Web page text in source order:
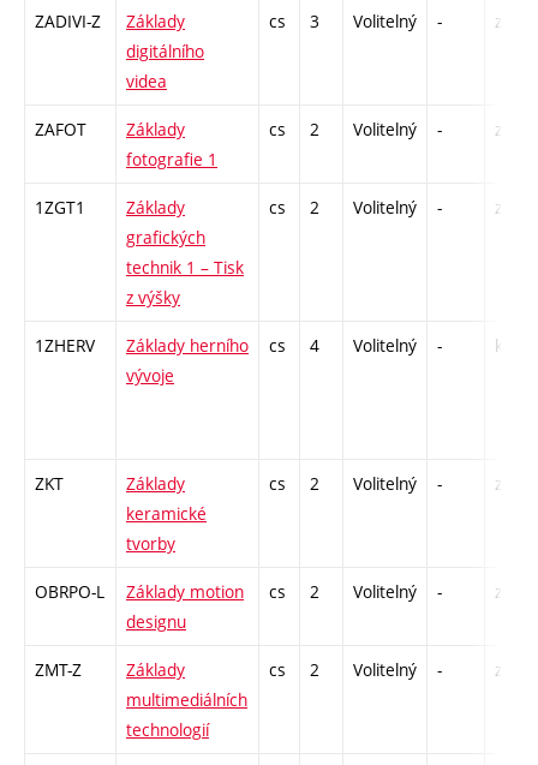
ZADIVI-Z
Základy
digitálního
videa
cs 3 Volitelný - zá
ZAFOT
Základy
fotografie 1
cs 2 Volitelný - zá
1ZGT1
Základy
grafických
technik 1 – Tisk
z výšky
cs 2 Volitelný - zá
1ZHERV
Základy herního
vývoje
cs 4 Volitelný - kl
ZKT
Základy
keramické
tvorby
cs 2 Volitelný - zá
OBRPO-L
Základy motion
designu
cs 2 Volitelný - zá
ZMT-Z
Základy
multimediálních
technologií
cs 2 Volitelný - zá